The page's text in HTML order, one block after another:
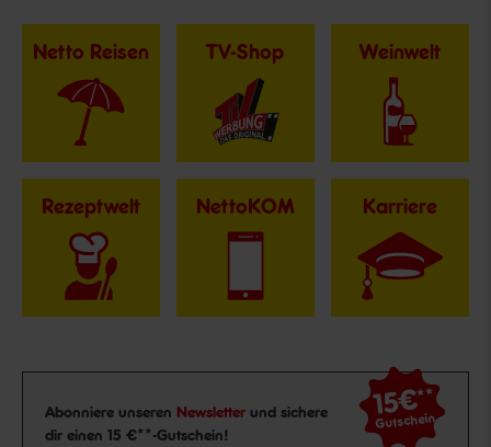
Netto Reisen TV-Shop Weinwelt
Rezeptwelt NettoKOM Karriere
Newsletter Anmeldung
Abonniere unseren Newsletter und sichere
dir einen 15 €**-Gutschein!
15€**
Gutschein